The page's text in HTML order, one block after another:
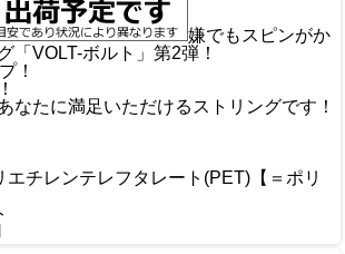
嫌でもスピンがか
「VOLT-ボルト」第2弾！
！
なたに満足いただけるストリングです！
チレンテレフタレート(PET)【＝ポリ